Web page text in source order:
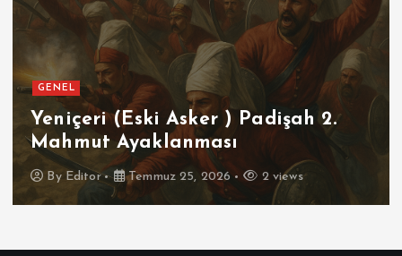
GENEL SPOR
Futbolun Zirvesinde Yeniden
İspanya
By Editor Temmuz 16, 2026 3 views